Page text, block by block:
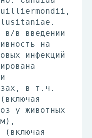
lusitaniae.
в/в введении
на
инфекций
в т.ч.
у животных
(включая